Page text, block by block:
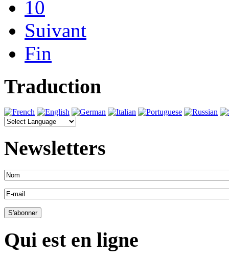
10
Suivant
Fin
Traduction
Newsletters
Qui est en ligne